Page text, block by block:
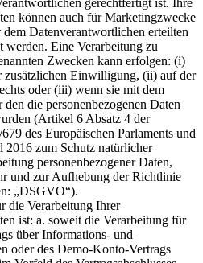
gerechtfertigt ist. Ihre
können auch für Marketingzwecke
Datenverantwortlichen erteilten
Eine Verarbeitung zu
Zwecken kann erfolgen: (i)
zusätzlichen Einwilligung, (ii) auf der
oder (iii) wenn sie mit dem
die personenbezogenen Daten
(Artikel 6 Absatz 4 der
des Europäischen Parlaments und
2016 zum Schutz natürlicher
personenbezogener Daten,
und zur Aufhebung der Richtlinie
„DSGVO“).
die Verarbeitung Ihrer
ist: a. soweit die Verarbeitung für
über Informations- und
oder des Demo-Konto-Vertrags